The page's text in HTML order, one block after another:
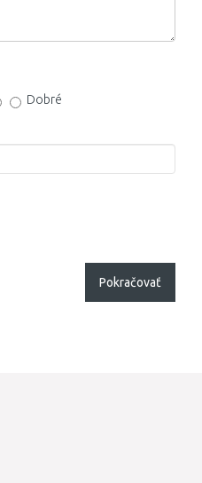
Dobré
Pokračovať